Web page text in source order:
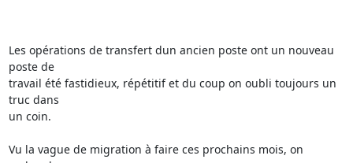
Les opérations de transfert dun ancien poste ont un nouveau
poste de
travail été fastidieux, répétitif et du coup on oubli toujours un
truc dans
un coin.
Vu la vague de migration à faire ces prochains mois, on